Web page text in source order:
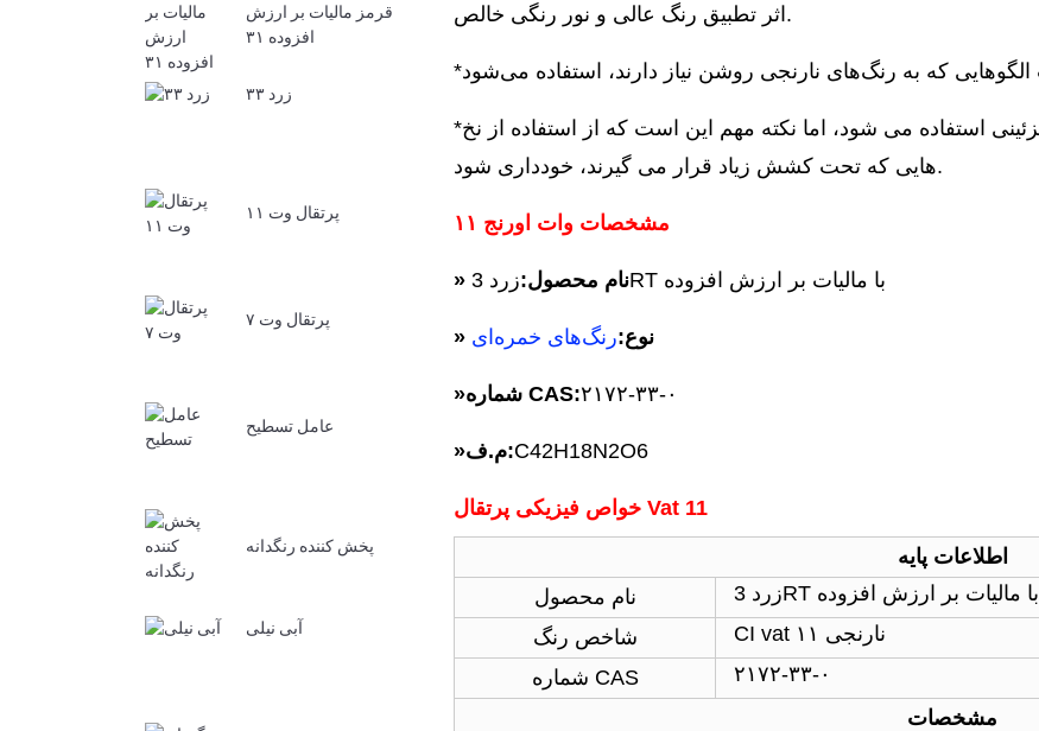
قرمز مالیات بر ارزش
افزوده ۳۱
زرد ۳۳
پرتقال وت ۱۱
پرتقال وت ۷
عامل تسطیح
پخش کننده رنگدانه
آبی نیلی
اثر تطبیق رنگ عالی و نور رنگی خالص.
*رنگرزی نخ رنگی: برای رنگرزی نخ های رنگی تزئینی استفاده می شود، اما نکته مهم این است که از استفاده از نخ
هایی که تحت کشش زیاد قرار می گیرند، خودداری شود.
مشخصات وات اورنج ۱۱
» نام محصول: زرد 3RT با مالیات بر ارزش افزوده
» نوع:رنگ‌های خمره‌ای
» شماره CAS:۲۱۷۲-۳۳-۰
» م.ف:C42H18N2O6
خواص فیزیکی پرتقال Vat 11
اطلاعات پایه
نام محصول
زرد 3RT با مالیات بر ارزش افزوده
شاخص رنگ
CI vat نارنجی ۱۱
شماره CAS
۲۱۷۲-۳۳-۰
مشخصات